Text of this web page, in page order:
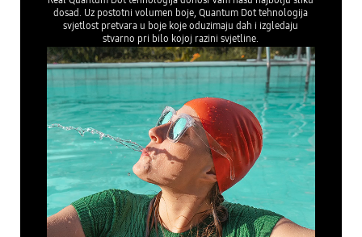
dosad. Uz postotni volumen boje, Quantum Dot tehnologija
svjetlost pretvara u boje koje oduzimaju dah i izgledaju
stvarno pri bilo kojoj razini svjetline.